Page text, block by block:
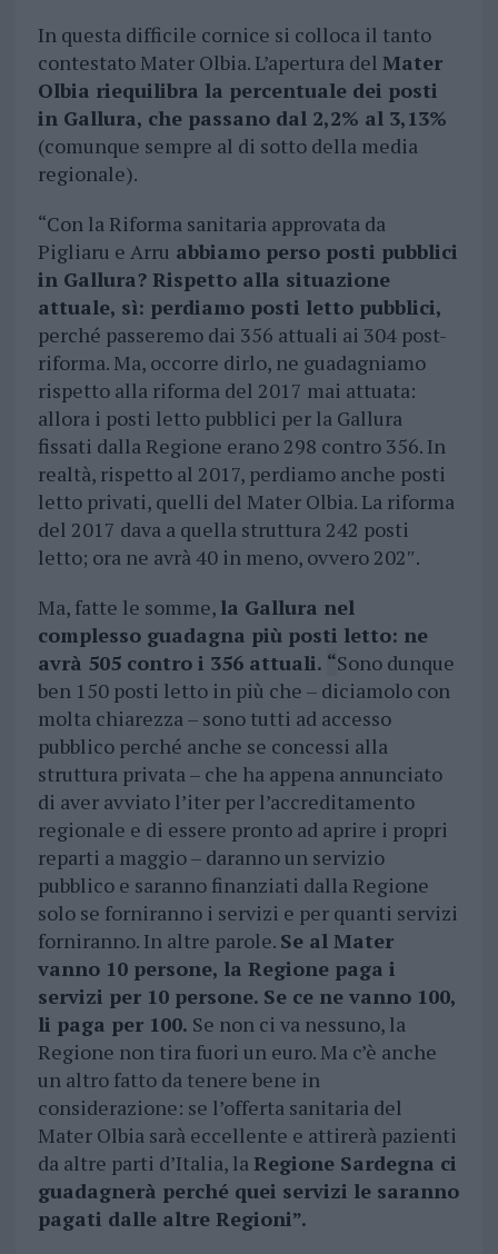
In questa difficile cornice si colloca il tanto
contestato Mater Olbia. L’apertura del Mater
Olbia riequilibra la percentuale dei posti
in Gallura, che passano dal 2,2% al 3,13%
(comunque sempre al di sotto della media
regionale).
“Con la Riforma sanitaria approvata da
Pigliaru e Arru abbiamo perso posti pubblici
in Gallura? Rispetto alla situazione
attuale, sì: perdiamo posti letto pubblici,
perché passeremo dai 356 attuali ai 304 post-
riforma. Ma, occorre dirlo, ne guadagniamo
rispetto alla riforma del 2017 mai attuata:
allora i posti letto pubblici per la Gallura
fissati dalla Regione erano 298 contro 356. In
realtà, rispetto al 2017, perdiamo anche posti
letto privati, quelli del Mater Olbia. La riforma
del 2017 dava a quella struttura 242 posti
letto; ora ne avrà 40 in meno, ovvero 202″.
Ma, fatte le somme, la Gallura nel
complesso guadagna più posti letto: ne
avrà 505 contro i 356 attuali. “Sono dunque
ben 150 posti letto in più che – diciamolo con
molta chiarezza – sono tutti ad accesso
pubblico perché anche se concessi alla
struttura privata – che ha appena annunciato
di aver avviato l’iter per l’accreditamento
regionale e di essere pronto ad aprire i propri
reparti a maggio – daranno un servizio
pubblico e saranno finanziati dalla Regione
solo se forniranno i servizi e per quanti servizi
forniranno. In altre parole. Se al Mater
vanno 10 persone, la Regione paga i
servizi per 10 persone. Se ce ne vanno 100,
li paga per 100. Se non ci va nessuno, la
Regione non tira fuori un euro. Ma c’è anche
un altro fatto da tenere bene in
considerazione: se l’offerta sanitaria del
Mater Olbia sarà eccellente e attirerà pazienti
da altre parti d’Italia, laRegione Sardegna ci
guadagnerà perché quei servizi le saranno
pagati dalle altre Regioni”.